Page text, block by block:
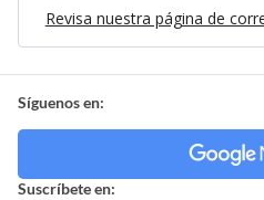
Revisa nuestra página de
Síguenos en:
Suscríbete en: